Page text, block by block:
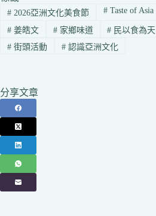
#2026亞洲文化美食節 #Taste of Asia
#姜皓文 #家鄉味道 # 民以食為天
#街頭活動 #認識亞洲文化
分享文章